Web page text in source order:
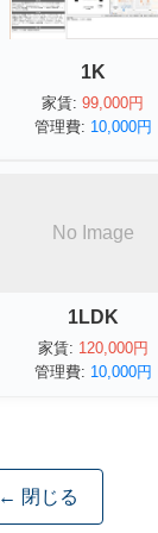
1K
家賃: 99,000円
管理費: 10,000円
No Image
1LDK
家賃: 120,000円
管理費: 10,000円
← 閉じる